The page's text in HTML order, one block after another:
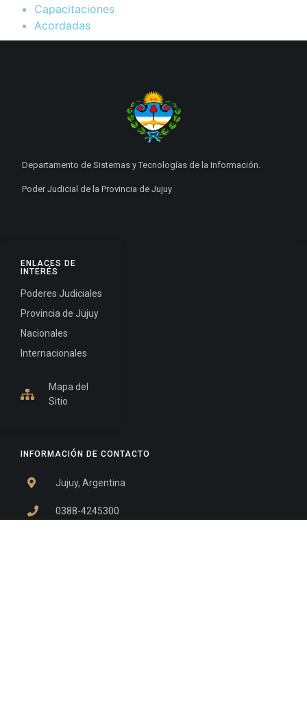
Capacitaciones
Acordadas
INFORMACIÓN DE CONTACTO
Jujuy, Argentina
0388-4245300
ENLACES DE
INTERÉS
Poderes Judiciales
Provincia de Jujuy
Nacionales
Internacionales
Mapa del
Sitio
Departamento de Sistemas y Tecnologías de la Información.
Poder Judicial de la Provincia de Jujuy